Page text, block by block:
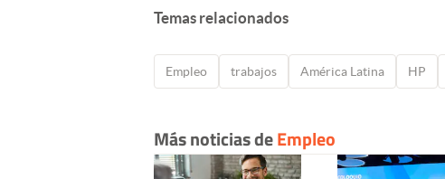
Temas relacionados
Empleo trabajos América Latina HP
Más noticias deEmpleo